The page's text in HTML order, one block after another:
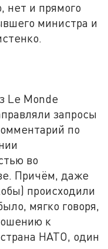
нет и прямого
министра и
Le Monde
запросы
по
во
Причём, даже
происходили
мягко говоря,
к
НАТО, один